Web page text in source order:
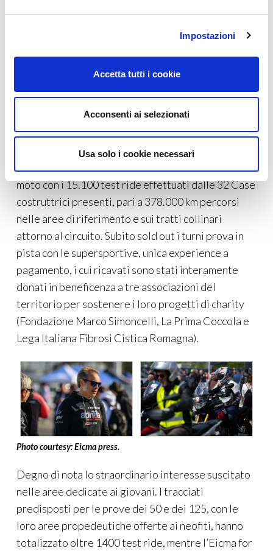
Impostazioni
Accetta tutti i cookie
Acconsenti ai selezionati
Usa solo i cookie necessari
Stefan Everts e Andrea Locatelli, Alex Salvini,
Davide Valsecchi e tanti altri ancora.
Photo courtesy: Eicma press.
Cuore pulsante dell’evento sono state le prove
moto con i 15.100 test ride effettuati dalle 32 Case
costruttrici presenti, pari a 378.000 km percorsi
nelle aree di riferimento e sui tratti collinari
attorno al circuito. Subito sold out i turni prova in
pista con le supersportive, unica experience a
pagamento, i cui ricavati sono stati interamente
donati in beneficenza a tre associazioni del
territorio per sostenere i loro progetti di charity
(Fondazione Marco Simoncelli, La Prima Coccola e
Lega Italiana Fibrosi Cistica Romagna).
Photo courtesy: Eicma press.
Degno di nota lo straordinario interesse suscitato
nelle aree dedicate ai giovani. I tracciati
predisposti per le prove dei 50 e dei 125, con le
loro aree propedeutiche offerte ai neofiti, hanno
totalizzato oltre 1400 test ride, mentre l’Eicma for